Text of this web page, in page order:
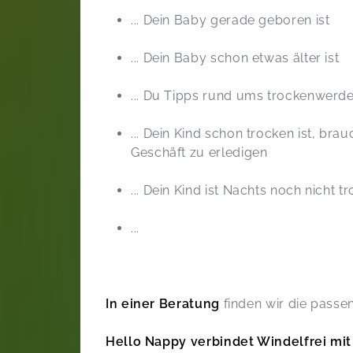
... Dein Baby gerade geboren ist
... Dein Baby schon etwas älter ist
... Du Tipps rund ums
... Dein Kind schon trocken ist,
Geschäft zu erledigen
... Dein Kind ist Nachts noch nicht
...
In einer Beratung finden wir die
Hello Nappy verbindet Windelfrei